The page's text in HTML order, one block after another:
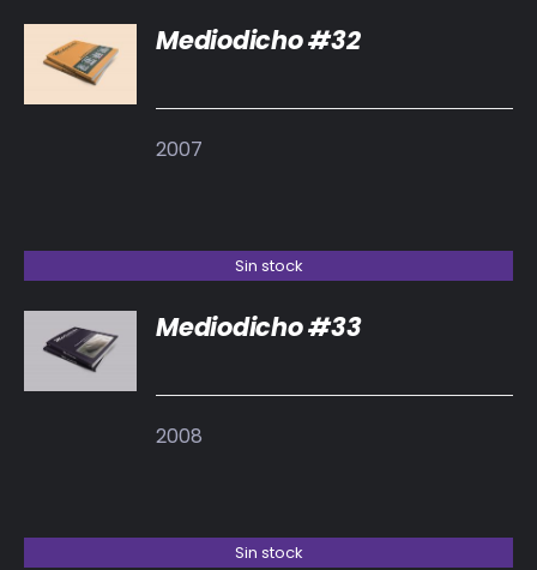
DETALLES
Mediodicho #32
2007
Sin stock
DETALLES
Mediodicho #33
2008
Sin stock